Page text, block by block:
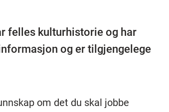
felles kulturhistorie og har
og er tilgjengelege
om det du skal jobbe